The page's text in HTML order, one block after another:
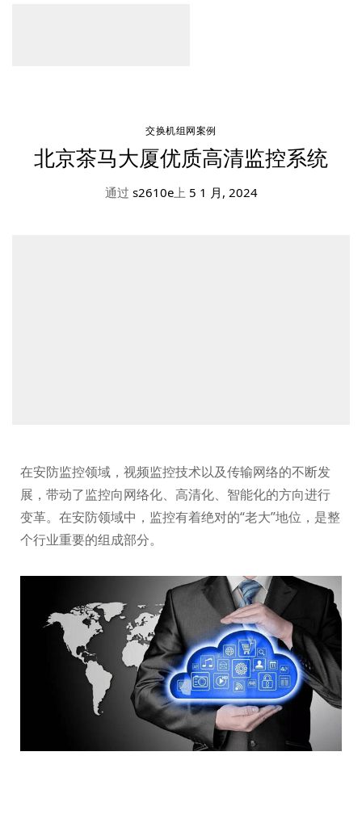
交换机组网案例
北京茶马大厦优质高清监控系统
通过 s2610e上 5 1 月, 2024
在安防监控领域，视频监控技术以及传输网络的不断发
展，带动了监控向网络化、高清化、智能化的方向进行
变革。在安防领域中，监控有着绝对的“老大”地位，是整
个行业重要的组成部分。